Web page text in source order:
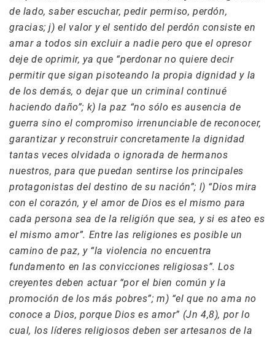
de lado, saber escuchar, pedir permiso, perdón,
gracias; j) el valor y el sentido del perdón consiste en
amar a todos sin excluir a nadie pero que el opresor
deje de oprimir, ya que “perdonar no quiere decir
permitir que sigan pisoteando la propia dignidad y la
de los demás, o dejar que un criminal continué
haciendo daño”; k) la paz “no sólo es ausencia de
guerra sino el compromiso irrenunciable de reconocer,
garantizar y reconstruir concretamente la dignidad
tantas veces olvidada o ignorada de hermanos
nuestros, para que puedan sentirse los principales
protagonistas del destino de su nación”; l) “Dios mira
con el corazón, y el amor de Dios es el mismo para
cada persona sea de la religión que sea, y si es ateo es
el mismo amor”. Entre las religiones es posible un
camino de paz, y “la violencia no encuentra
fundamento en las convicciones religiosas”. Los
creyentes deben actuar “por el bien común y la
promoción de los más pobres”; m) “el que no ama no
conoce a Dios, porque Dios es amor” (Jn 4,8), por lo
cual, los líderes religiosos deben ser artesanos de la